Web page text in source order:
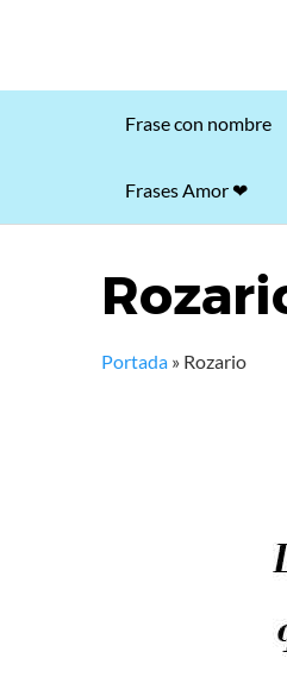
Frase con nombre
Frases Amor ❤
Portada » Rozario